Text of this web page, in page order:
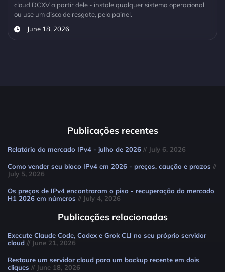
cloud DCXV a partir dele - instale qualquer sistema operacional
ou use um disco de resgate, pelo painel.
June 18, 2026
Publicações recentes
Relatório do mercado IPv4 - julho de 2026 // July 6, 2026
Como vender seu bloco IPv4 em 2026 - preços, caução e prazos //
July 5, 2026
Os preços de IPv4 encontraram o piso - recuperação do mercado
H1 2026 em números // July 4, 2026
Publicações relacionadas
Execute Claude Code, Codex e Grok CLI no seu próprio servidor
cloud // June 21, 2026
Restaure um servidor cloud para um backup recente em dois
cliques // June 18, 2026